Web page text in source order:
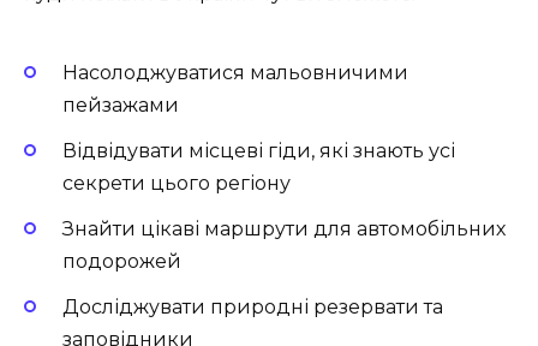
Насолоджуватися мальовничими
пейзажами
Відвідувати місцеві гіди, які знають усі
секрети цього регіону
Знайти цікаві маршрути для автомобільних
подорожей
Досліджувати природні резервати та
заповідники